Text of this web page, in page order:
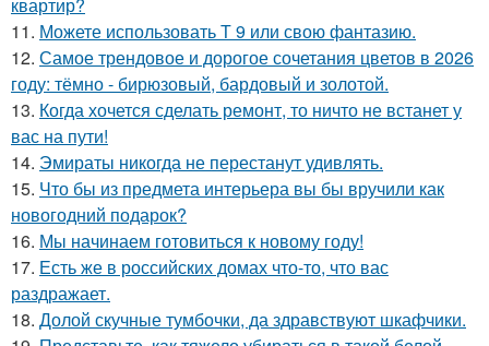
11. Можете использовать Т 9 или свою фантазию.
12. Самое трендовое и дорогое сочетания цветов в 2026
году: тёмно - бирюзовый, бардовый и золотой.
13. Когда хочется сделать ремонт, то ничто не встанет у
вас на пути!
14. Эмираты никогда не перестанут удивлять.
15. Что бы из предмета интерьера вы бы вручили как
новогодний подарок?
16. Мы начинаем готовиться к новому году!
17. Есть же в российских домах что-то, что вас
раздражает.
18. Долой скучные тумбочки, да здравствуют шкафчики.